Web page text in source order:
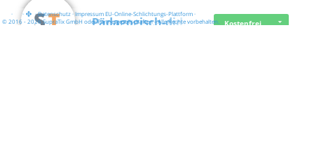
Pädagogisch-did… Kostenfrei
· · ·Datenschutz·Impressum EU-Online-Schlichtungs-Plattform·
© 2016 - 2026 SupraTix GmbH oder Partnergesellschaften - Alle Rechte vorbehalten.